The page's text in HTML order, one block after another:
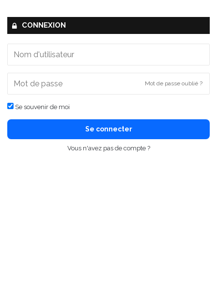
CONNEXION
Mot de passe oublié ?
Se souvenir de moi
Se connecter
Vous n'avez pas de compte ?